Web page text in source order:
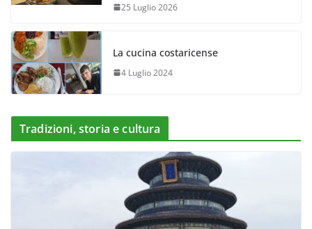
25 Luglio 2026
La cucina costaricense
4 Luglio 2024
Tradizioni, storia e cultura